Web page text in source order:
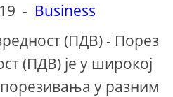
- Business
(ПДВ) - Порез
(ПДВ) је у широкој
у разним